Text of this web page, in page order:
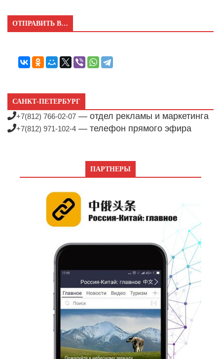
ОТПРАВИТЬ В…
САНКТ-ПЕТЕРБУРГ
+7(812) 766-02-07 — отдел рекламы и маркетинга
+7(812) 971-102-4 — телефон прямого эфира
ПАРТНЕРЫ